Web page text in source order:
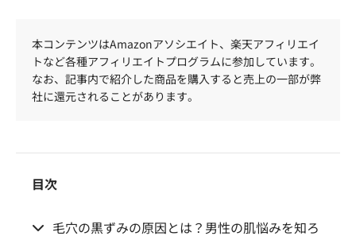
本コンテンツはAmazonアソシエイト、楽天アフィリエイ
トなど各種アフィリエイトプログラムに参加しています。
なお、記事内で紹介した商品を購入すると売上の一部が弊
社に還元されることがあります。
目次
毛穴の黒ずみの原因とは？男性の肌悩みを知ろ